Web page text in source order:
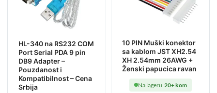
HL-340 na RS232 COM
Port Serial PDA 9 pin
DB9 Adapter –
Pouzdanost i
Kompatibilnost – Cena
Srbija
10 PIN Muški konektor
sa kablom JST XH2.54
XH 2.54mm 26AWG +
Ženski papucica ravan
Na lageru 20+ kom